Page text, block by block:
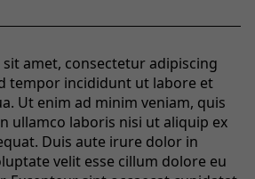
amet, consectetur adipiscing
tempor incididunt ut labore et
Ut enim ad minim veniam, quis
ullamco laboris nisi ut aliquip ex
Duis aute irure dolor in
velit esse cillum dolore eu